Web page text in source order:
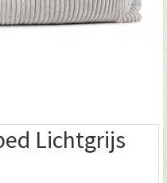
Lichtgrijs